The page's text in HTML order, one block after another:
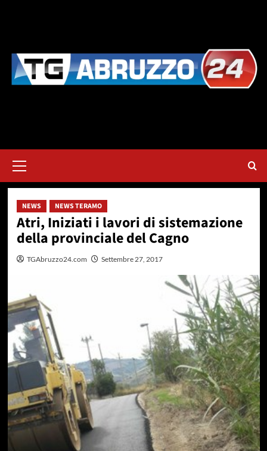
principale
NEWS NEWS TERAMO
Atri, Iniziati i lavori di sistemazione
della provinciale del Cagno
TGAbruzzo24.com Settembre 27, 2017